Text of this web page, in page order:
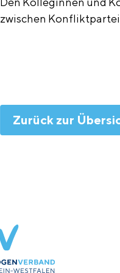
zwischen
Zurück zur